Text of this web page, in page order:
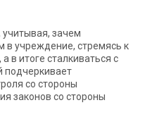
зачем
в учреждение, стремясь к
в итоге сталкиваться с
подчеркивает
со стороны
законов со стороны